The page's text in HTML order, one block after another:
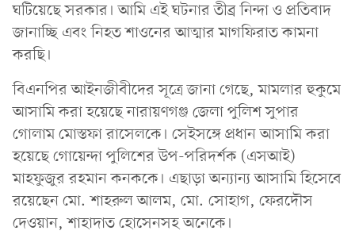
ঘটিয়েছে সরকার। আমি এই ঘটনার তীব্র নিন্দা ও প্রতিবাদ
জানাচ্ছি এবং নিহত শাওনের আত্মার মাগফিরাত কামনা
করছি।
বিএনপির আইনজীবীদের সূত্রে জানা গেছে, মামলার হুকুমে
আসামি করা হয়েছে নারায়ণগঞ্জ জেলা পুলিশ সুপার
গোলাম মোস্তফা রাসেলকে। সেইসঙ্গে প্রধান আসামি করা
হয়েছে গোয়েন্দা পুলিশের উপ-পরিদর্শক (এসআই)
মাহফুজুর রহমান কনককে। এছাড়া অন্যান্য আসামি হিসেবে
রয়েছেন মো. শাহরুল আলম, মো. সোহাগ, ফেরদৌস
দেওয়ান, শাহাদাত হোসেনসহ অনেকে।